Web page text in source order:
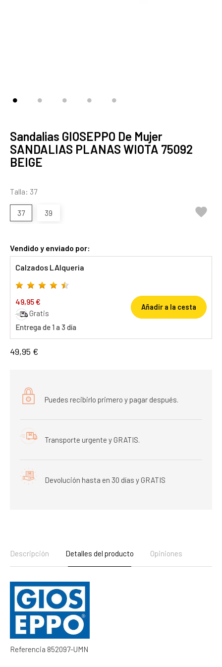
Sandalias GIOSEPPO De Mujer
SANDALIAS PLANAS WIOTA 75092
BEIGE
Talla: 37
37 39 
Vendido y enviado por:
Calzados LAlqueria
49,95 €
Gratis
Entrega de 1 a 3 día
Añadir a la cesta
49,95 €
Puedes recibirlo primero y pagar después.
Transporte urgente y GRATIS.
Devolución hasta en 30 días y GRATIS
Descripción Detalles del producto Opiniones
Referencia 852097-UMN